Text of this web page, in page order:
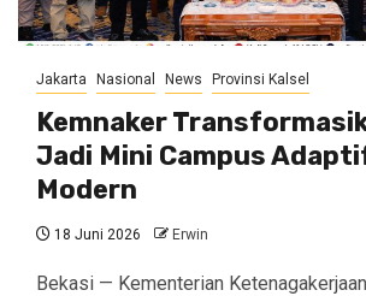
Jakarta Nasional News Provinsi Kalsel
Kemnaker
Jadi Mini Campus
Modern
18 Juni 2026 Erwin
Bekasi — Kementerian